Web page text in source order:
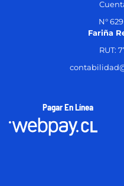
N°
Fariña
RUT:
Pagar En Línea